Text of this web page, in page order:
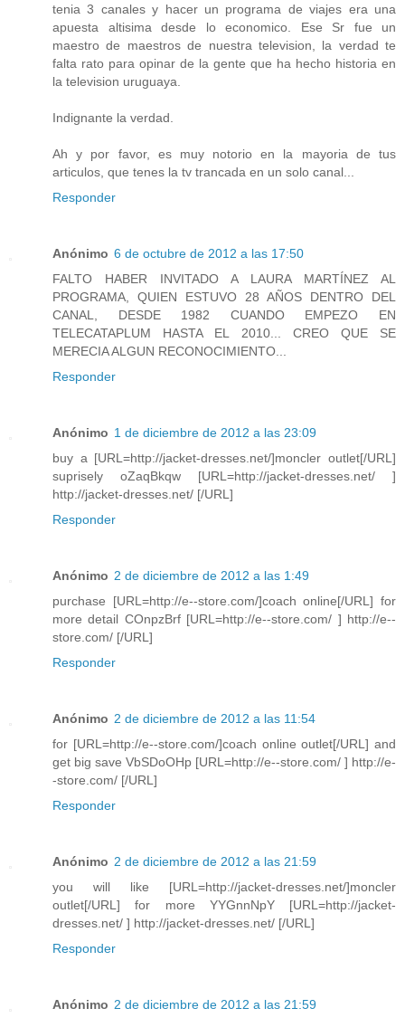
tenia 3 canales y hacer un programa de viajes era una
apuesta altisima desde lo economico. Ese Sr fue un
maestro de maestros de nuestra television, la verdad te
falta rato para opinar de la gente que ha hecho historia en
la television uruguaya.
Indignante la verdad.
Ah y por favor, es muy notorio en la mayoria de tus
articulos, que tenes la tv trancada en un solo canal...
Responder
Anónimo 6 de octubre de 2012 a las 17:50
FALTO HABER INVITADO A LAURA MARTÍNEZ AL
PROGRAMA, QUIEN ESTUVO 28 AÑOS DENTRO DEL
CANAL, DESDE 1982 CUANDO EMPEZO EN
TELECATAPLUM HASTA EL 2010... CREO QUE SE
MERECIA ALGUN RECONOCIMIENTO...
Responder
Anónimo 1 de diciembre de 2012 a las 23:09
buy a [URL=http://jacket-dresses.net/]moncler outlet[/URL]
suprisely oZaqBkqw [URL=http://jacket-dresses.net/ ]
http://jacket-dresses.net/ [/URL]
Responder
Anónimo 2 de diciembre de 2012 a las 1:49
purchase [URL=http://e--store.com/]coach online[/URL] for
more detail COnpzBrf [URL=http://e--store.com/ ] http://e--
store.com/ [/URL]
Responder
Anónimo 2 de diciembre de 2012 a las 11:54
for [URL=http://e--store.com/]coach online outlet[/URL] and
get big save VbSDoOHp [URL=http://e--store.com/ ] http://e-
-store.com/ [/URL]
Responder
Anónimo 2 de diciembre de 2012 a las 21:59
you will like [URL=http://jacket-dresses.net/]moncler
outlet[/URL] for more YYGnnNpY [URL=http://jacket-
dresses.net/ ] http://jacket-dresses.net/ [/URL]
Responder
Anónimo 2 de diciembre de 2012 a las 21:59